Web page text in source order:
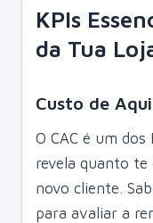
KPIs
da Tua
Custo de
O CAC é um
revela quanto
novo cliente.
para avaliar a